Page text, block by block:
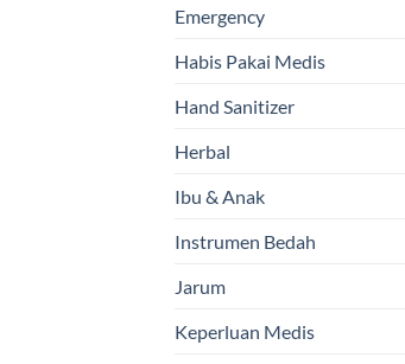
Emergency
Habis Pakai Medis
Hand Sanitizer
Herbal
Ibu & Anak
Instrumen Bedah
Jarum
Keperluan Medis